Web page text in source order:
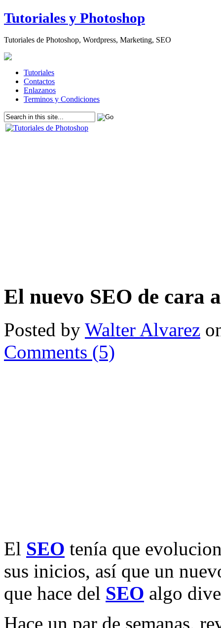
Tutoriales y Photoshop
Tutoriales de Photoshop, Wordpress, Marketing, SEO
Tutoriales
Contactos
Enlazanos
Terminos y Condiciones
El nuevo SEO de cara
Posted by Walter Alvarez
Comments (5)
El SEO tenía que
sus inicios, así que un
que hace del SEO algo
Hace un par de semanas,